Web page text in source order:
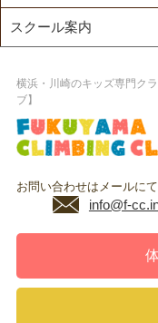
スクール案内
横浜・川崎のキッズ専門ク
ブ】
お問い合わせはメールに
info@f-